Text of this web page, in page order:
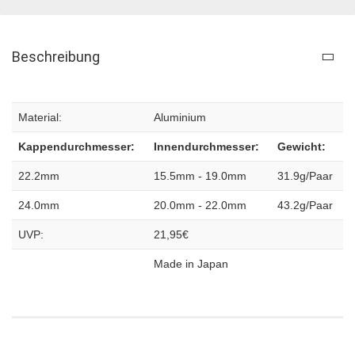
Beschreibung
Material: Aluminium
Kappendurchmesser: Innendurchmesser: Gewicht:
22.2mm 15.5mm - 19.0mm 31.9g/Paar
24.0mm 20.0mm - 22.0mm 43.2g/Paar
UVP: 21,95€
Made in Japan